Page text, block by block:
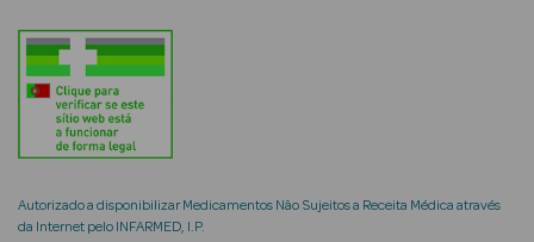
Rosto e
Ver Tudo
Autorizado a disponibilizar Medicamentos Não Sujeitos a Receita Médica através
da Internet pelo INFARMED, I.P.